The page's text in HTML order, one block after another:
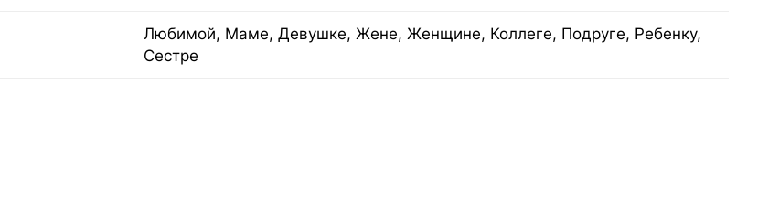
Любимой, Маме, Девушке, Жене, Женщине, Коллеге, Подруге, Ребенку,
Сестре